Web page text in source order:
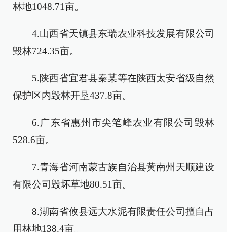
林地1048.71亩。
4.山西省天镇县东瑞农业科技发展有限公司
毁林724.35亩。
5.陕西省宜君县秦某等在陕西太安省级自然
保护区内毁林开垦437.8亩。
6.广东省惠州市尖笔峰农业有限公司毁林
528.6亩。
7.青海省河南蒙古族自治县黄南州天顺建设
有限公司毁坏草地80.51亩。
8.湖南省攸县远大水泥有限责任公司擅自占
用林地138.4亩。